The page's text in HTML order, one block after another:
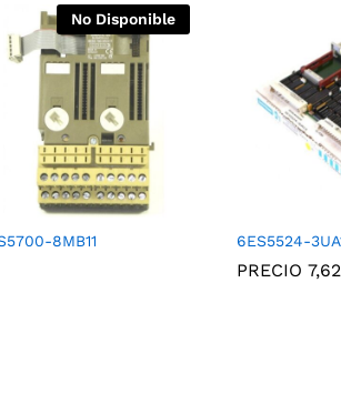
No Disponible
8MB11 6ES5524-
PRECIO